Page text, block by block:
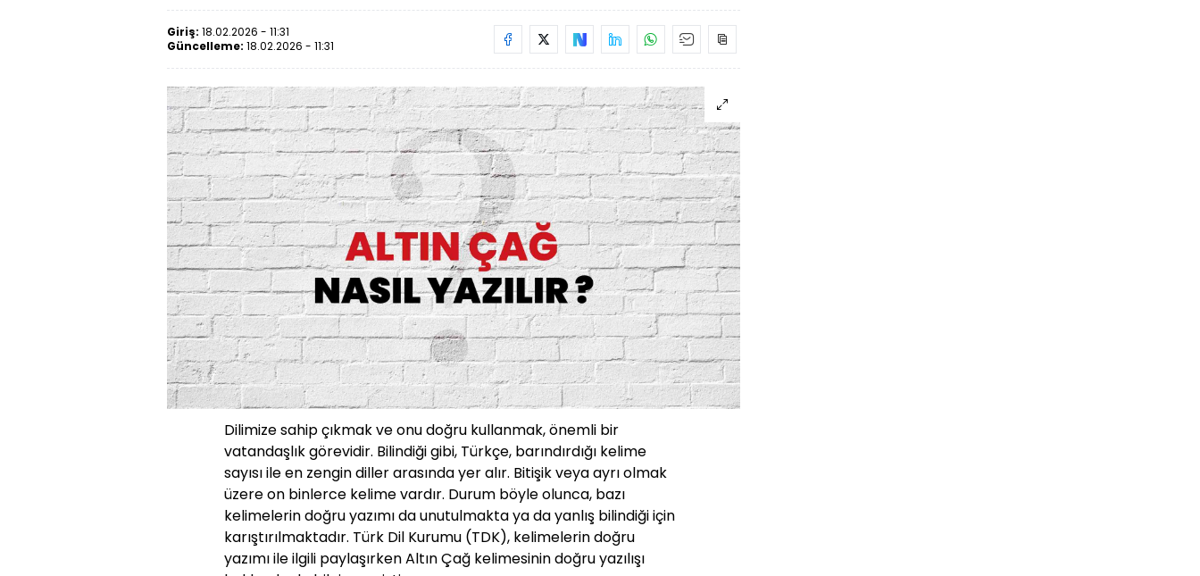
Giriş: 18.02.2026 - 11:31
Güncelleme: 18.02.2026 - 11:31
Dilimize sahip çıkmak ve onu doğru kullanmak, önemli bir
vatandaşlık görevidir. Bilindiği gibi, Türkçe, barındırdığı kelime
sayısı ile en zengin diller arasında yer alır. Bitişik veya ayrı olmak
üzere on binlerce kelime vardır. Durum böyle olunca, bazı
kelimelerin doğru yazımı da unutulmakta ya da yanlış bilindiği için
karıştırılmaktadır. Türk Dil Kurumu (TDK), kelimelerin doğru
yazımı ile ilgili paylaşırken Altın Çağ kelimesinin doğru yazılışı